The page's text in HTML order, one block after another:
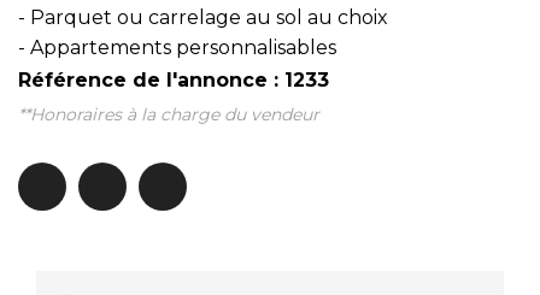
- Parquet ou carrelage au sol au choix
- Appartements personnalisables
Référence de l'annonce : 1233
**Honoraires à la charge du vendeur